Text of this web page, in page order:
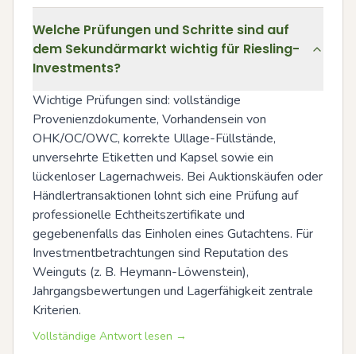
Welche Prüfungen und Schritte sind auf
dem Sekundärmarkt wichtig für Riesling-
Investments?
Wichtige Prüfungen sind: vollständige
Provenienzdokumente, Vorhandensein von
OHK/OC/OWC, korrekte Ullage-Füllstände,
unversehrte Etiketten und Kapsel sowie ein
lückenloser Lagernachweis. Bei Auktionskäufen oder
Händlertransaktionen lohnt sich eine Prüfung auf
professionelle Echtheitszertifikate und
gegebenenfalls das Einholen eines Gutachtens. Für
Investmentbetrachtungen sind Reputation des
Weinguts (z. B. Heymann-Löwenstein),
Jahrgangsbewertungen und Lagerfähigkeit zentrale
Kriterien.
Vollständige Antwort lesen →